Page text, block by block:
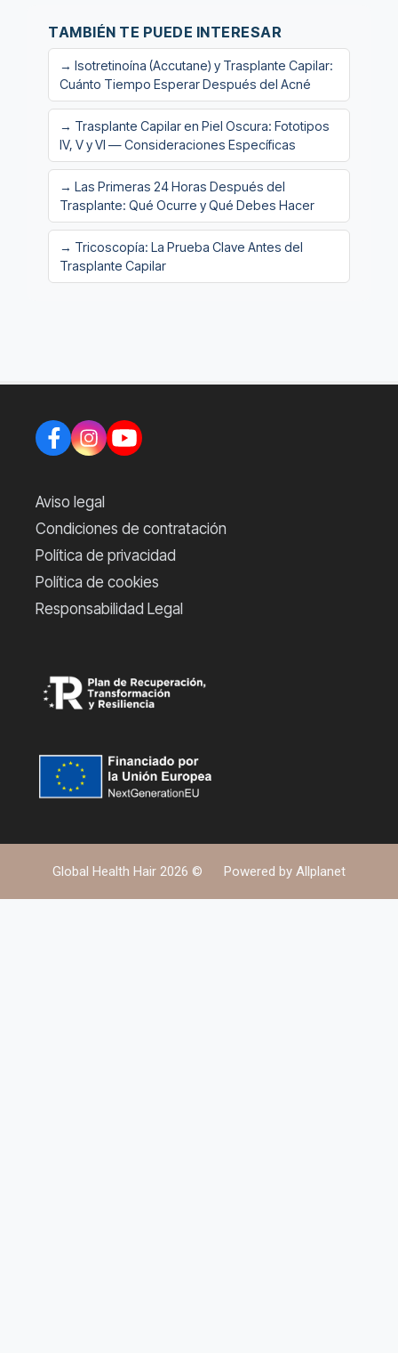
TAMBIÉN TE PUEDE INTERESAR
→ Isotretinoína (Accutane) y Trasplante Capilar:
Cuánto Tiempo Esperar Después del Acné
→ Trasplante Capilar en Piel Oscura: Fototipos
IV, V y VI — Consideraciones Específicas
→ Las Primeras 24 Horas Después del
Trasplante: Qué Ocurre y Qué Debes Hacer
→ Tricoscopía: La Prueba Clave Antes del
Trasplante Capilar
Aviso legal
Condiciones de contratación
Política de privacidad
Política de cookies
Responsabilidad Legal
Global Health Hair 2026 © Powered by Allplanet